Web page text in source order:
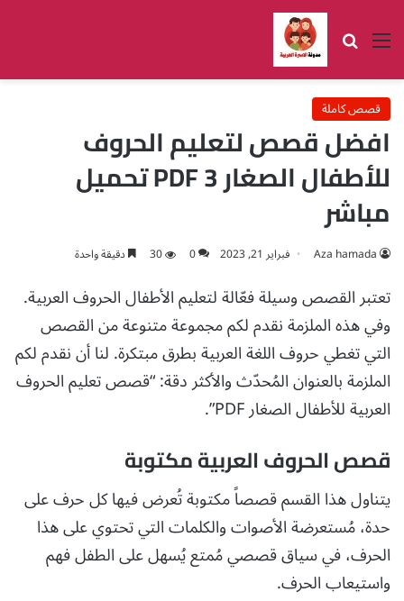
القائمة بحث عن
قصص كاملة
افضل قصص لتعليم الحروف
للأطفال الصغار 3 PDF تحميل
مباشر
Aza hamada فبراير 21, 2023 0
30 دقيقة واحدة
تعتبر القصص وسيلة فعّالة لتعليم الأطفال الحروف العربية.
وفي هذه الملزمة نقدم لكم مجموعة متنوعة من القصص
التي تغطي حروف اللغة العربية بطرق مبتكرة. لنا أن نقدم لكم
الملزمة بالعنوان المُحدّث والأكثر دقة: “قصص تعليم الحروف
العربية للأطفال الصغار PDF”.
قصص الحروف العربية مكتوبة
يتناول هذا القسم قصصاً مكتوبة تُعرض فيها كل حرف على
حدة، مُستعرضة الأصوات والكلمات التي تحتوي على هذا
الحرف، في سياق قصصي مُمتع يُسهل على الطفل فهم
واستيعاب الحرف.